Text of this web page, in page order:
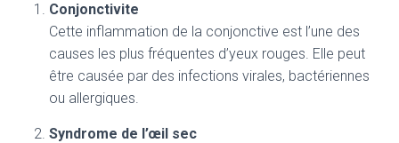
Conjonctivite
Cette inflammation de la conjonctive est l’une des
causes les plus fréquentes d’yeux rouges. Elle peut
être causée par des infections virales, bactériennes
ou allergiques.
Syndrome de l’œil sec